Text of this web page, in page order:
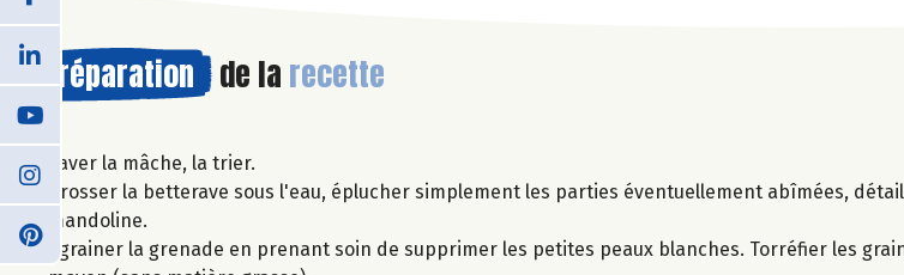
Préparation de la recette
Laver la mâche, la trier.
Brosser la betterave sous l'eau, éplucher simplement les parties éventuellement abîmées,
mandoline.
Egrainer la grenade en prenant soin de supprimer les petites peaux blanches. Torréfier les